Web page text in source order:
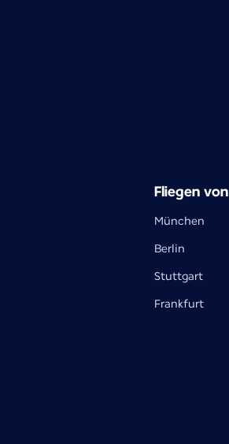
Fliegen von
München
Berlin
Stuttgart
Frankfurt